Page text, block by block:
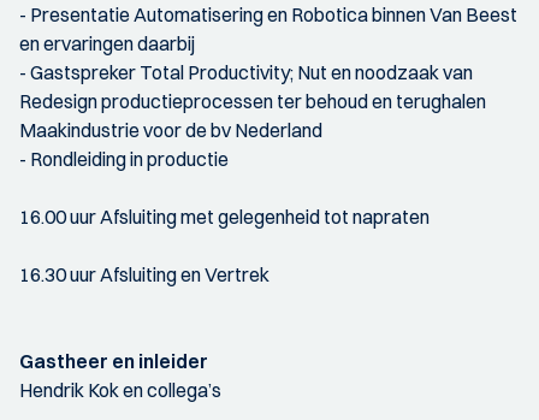
- Presentatie Automatisering en Robotica binnen Van Beest
en ervaringen daarbij
- Gastspreker Total Productivity; Nut en noodzaak van
Redesign productieprocessen ter behoud en terughalen
Maakindustrie voor de bv Nederland
- Rondleiding in productie
16.00 uur Afsluiting met gelegenheid tot napraten
16.30 uur Afsluiting en Vertrek
Gastheer en inleider
Hendrik Kok en collega’s